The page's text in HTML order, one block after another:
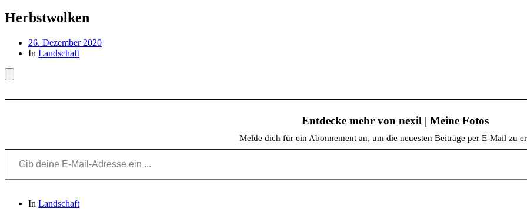
Herbstwolken
Beitragsdatum
26. Dezember 2020
In Landschaft
Entdecke mehr von nexil | Meine Fotos
Melde dich für ein Abonnement an, um die neuesten Beiträge per E-Mail zu
Gib deine E-Mail-Adresse ein ...
In Landschaft